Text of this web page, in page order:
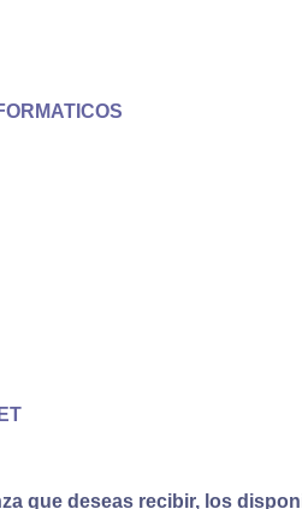
que deseas recibir, los